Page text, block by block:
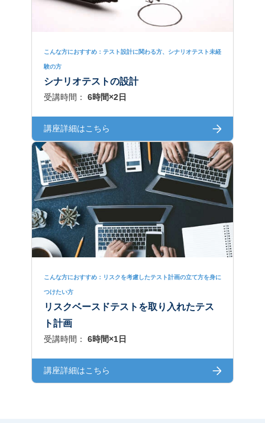
こんな方におすすめ：テスト設計に関わる方、シナリオテスト未経
験の方
シナリオテストの設計
受講時間： 6時間×2日
講座詳細はこちら
こんな方におすすめ：リスクを考慮したテスト計画の立て方を身に
つけたい方
リスクベースドテストを取り入れたテス
ト計画
受講時間： 6時間×1日
講座詳細はこちら